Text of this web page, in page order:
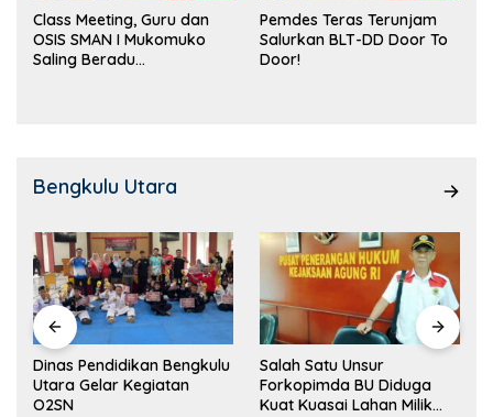
Class Meeting, Guru dan
OSIS SMAN I Mukomuko
Saling Beradu
Pemdes Teras Terunjam
Salurkan BLT-DD Door To
Door!
Bengkulu Utara
Dinas Pendidikan Bengkulu
Utara Gelar Kegiatan
O2SN
Salah Satu Unsur
Forkopimda BU Diduga
Kuat Kuasai Lahan Milik